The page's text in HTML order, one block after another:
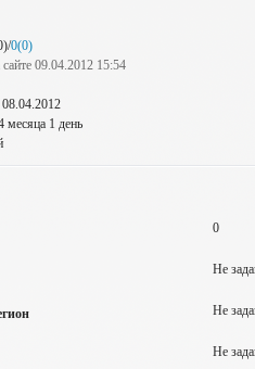
0(0)
09.04.2012 15:54
08.04.2012
месяца 1 день
0
Не
Не
Не